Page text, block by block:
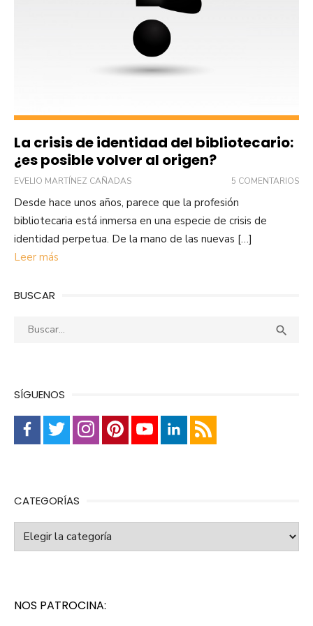
La crisis de identidad del bibliotecario:
¿es posible volver al origen?
EVELIO MARTÍNEZ CAÑADAS 5 COMENTARIOS
Desde hace unos años, parece que la profesión
bibliotecaria está inmersa en una especie de crisis de
identidad perpetua. De la mano de las nuevas […]
Leer más
BUSCAR
Buscar: 
SÍGUENOS
CATEGORÍAS
Categorías
NOS PATROCINA: